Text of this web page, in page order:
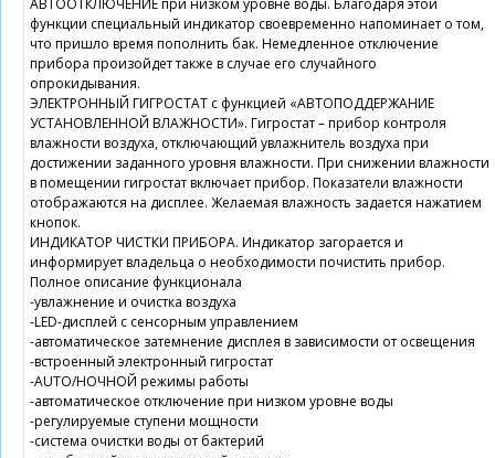
АВТООТКЛЮЧЕНИЕ при низком уровне воды. Благодаря этой
функции специальный индикатор своевременно напоминает о том,
что пришло время пополнить бак. Немедленное отключение
прибора произойдет также в случае его случайного
опрокидывания.
ЭЛЕКТРОННЫЙ ГИГРОСТАТ с функцией «АВТОПОДДЕРЖАНИЕ
УСТАНОВЛЕННОЙ ВЛАЖНОСТИ». Гигростат – прибор контроля
влажности воздуха, отключающий увлажнитель воздуха при
достижении заданного уровня влажности. При снижении влажности
в помещении гигростат включает прибор. Показатели влажности
отображаются на дисплее. Желаемая влажность задается нажатием
кнопок.
ИНДИКАТОР ЧИСТКИ ПРИБОРА. Индикатор загорается и
информирует владельца о необходимости почистить прибор.
Полное описание функционала
-увлажнение и очистка воздуха
-LED-дисплей с сенсорным управлением
-автоматическое затемнение дисплея в зависимости от освещения
-встроенный электронный гигростат
-АUTO/НОЧНОЙ режимы работы
-автоматическое отключение при низком уровне воды
-регулируемые ступени мощности
-система очистки воды от бактерий